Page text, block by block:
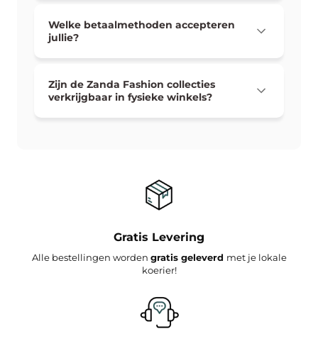
Welke betaalmethoden accepteren
jullie?
Zijn de Zanda Fashion collecties
verkrijgbaar in fysieke winkels?
Gratis Levering
Alle bestellingen worden gratis geleverd met je lokale
koerier!